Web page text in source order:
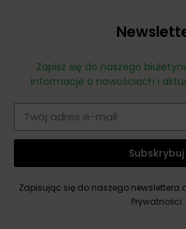
Zapisz się do naszego
informacje o nowościach i
Subskrybuj
Zapisując się do naszego newslettera
Prywatności